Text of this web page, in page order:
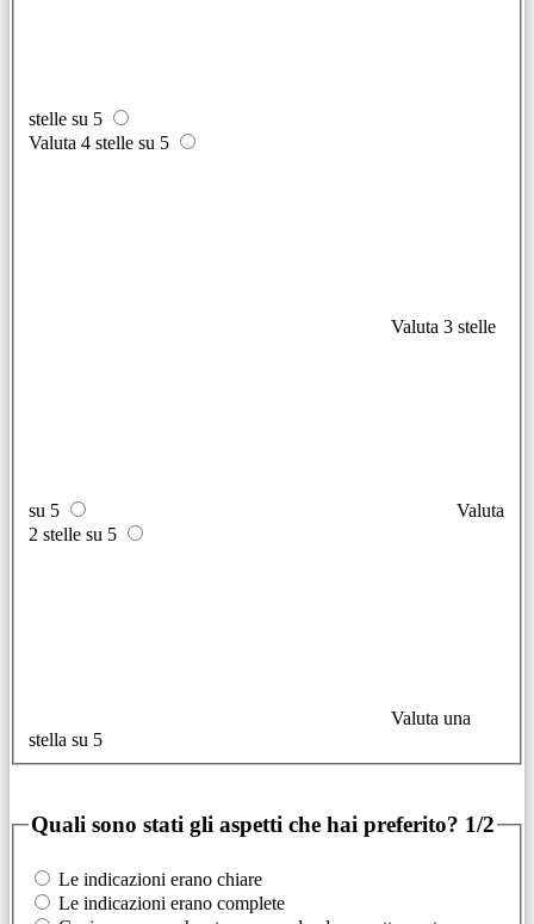
stelle su 5
Valuta 4 stelle su 5
Valuta 3 stelle
su 5
Valuta
2 stelle su 5
Valuta una
stella su 5
Quali sono stati gli aspetti che hai preferito? 1/2
Le indicazioni erano chiare
Le indicazioni erano complete